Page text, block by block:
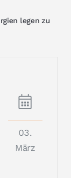
legen zu
03.
März